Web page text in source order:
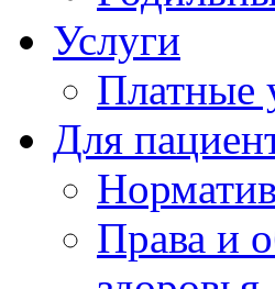
Услуги
Платные
Для
Права и